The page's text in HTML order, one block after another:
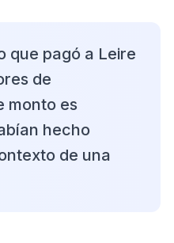
que pagó a Leire
de
monto es
hecho
de una